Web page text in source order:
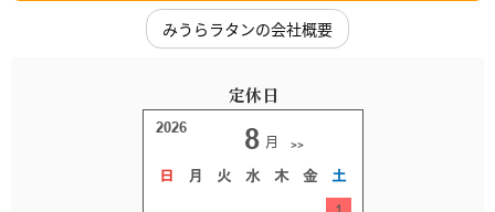
みうらラタンの会社概要
定休日